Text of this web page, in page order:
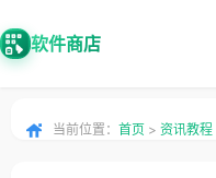
软件商店
当前位置： 首页 > 资讯教程